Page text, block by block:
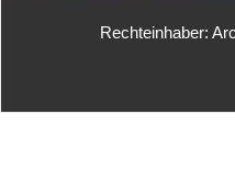
Rechteinhaber: